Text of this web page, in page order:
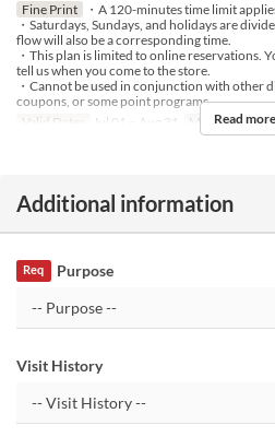
Fine Print
・A 120-minutes time limit
・Saturdays, Sundays, and holidays are
flow will also be a corresponding time.
・This plan is limited to online reservations.
tell us when you come to the store.
・Cannot be used in conjunction with other
coupons, or some point programs.
Valid Dates
Jul 01 ~ Aug 31 Meals Dinner
Read more
Additional information
Purpose
Req
Visit History